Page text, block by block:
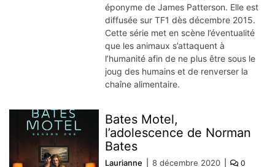
éponyme de James Patterson. Elle est
diffusée sur TF1 dès décembre 2015.
Cette série met en scène l’éventualité
que les animaux s’attaquent à
l’humanité afin de ne plus être sous le
joug des humains et de renverser la
chaîne alimentaire.
Bates Motel,
l’adolescence de Norman
Bates
Laurianne 8 décembre 2020 0